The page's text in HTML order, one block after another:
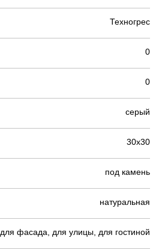
Техногрес
0
0
серый
30х30
под камень
натуральная
для фасада, для улицы, для гостиной